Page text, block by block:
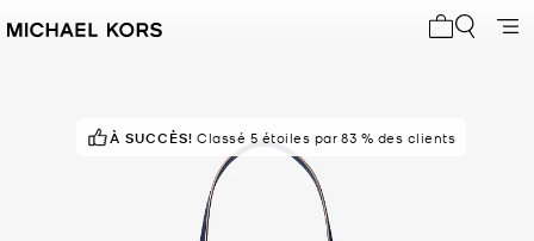
À SUCCÈS! Classé 5 étoiles par 83 % des clients
NE PASSEZ PAS À CÔTÉ! dans 200+ paniers